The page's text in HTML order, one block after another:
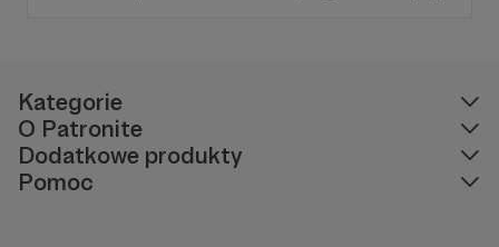
Kategorie
O Patronite
Dodatkowe produkty
Pomoc